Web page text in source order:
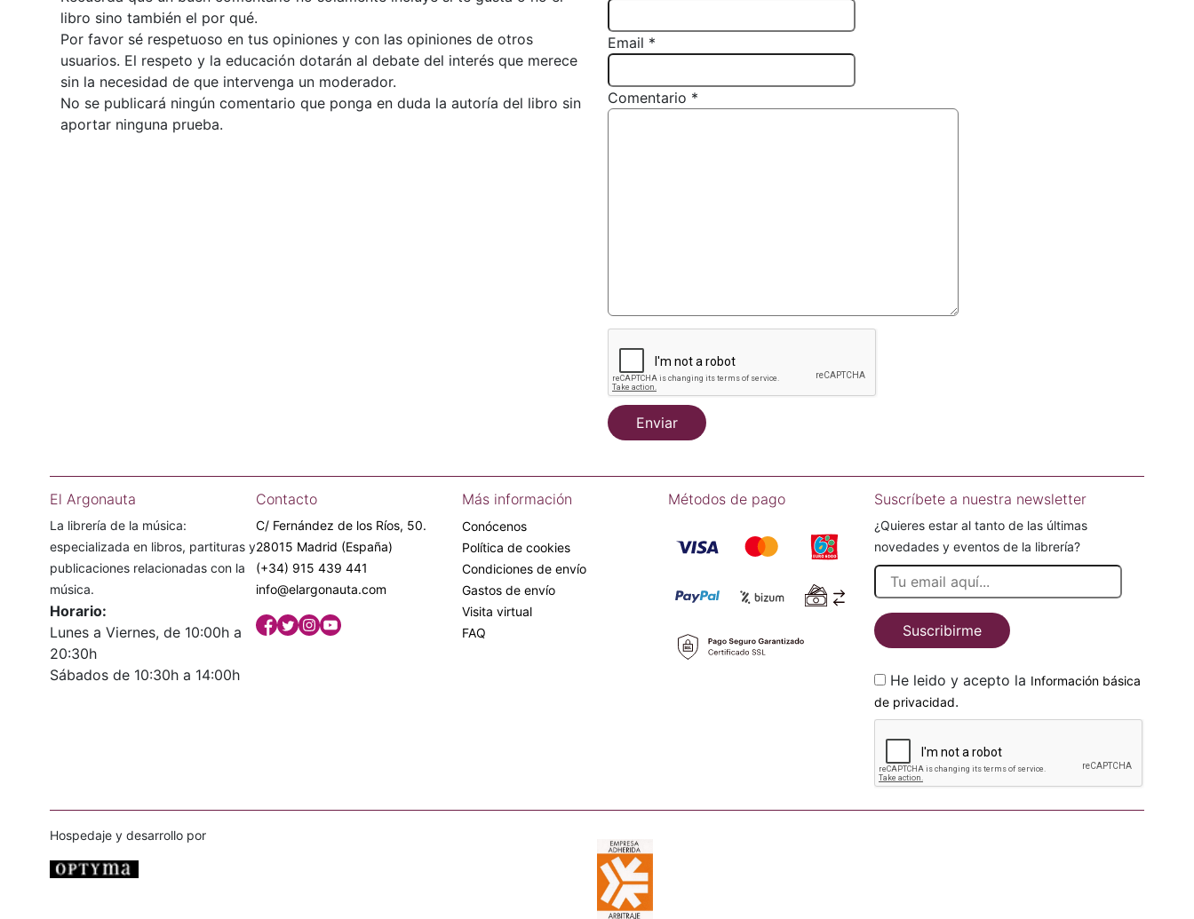
libro sino también el por qué.
Por favor sé respetuoso en tus opiniones y con las opiniones de otros
usuarios. El respeto y la educación dotarán al debate del interés que merece
sin la necesidad de que intervenga un moderador.
No se publicará ningún comentario que ponga en duda la autoría del libro sin
aportar ninguna prueba.
Email *
Comentario *
Enviar
El Argonauta
La librería de la música:
especializada en libros, partituras y
publicaciones relacionadas con la
música.
Horario:
Lunes a Viernes, de 10:00h a
20:30h
Sábados de 10:30h a 14:00h
Contacto
C/ Fernández de los Ríos, 50.
28015 Madrid (España)
(+34) 915 439 441
info@elargonauta.com
Más información
Conócenos
Política de cookies
Condiciones de envío
Gastos de envío
Visita virtual
FAQ
Métodos de pago Suscríbete a nuestra newsletter
¿Quieres estar al tanto de las últimas
novedades y eventos de la librería?
Suscribirme
He leido y acepto la Información básica
de privacidad.
Hospedaje y desarrollo por